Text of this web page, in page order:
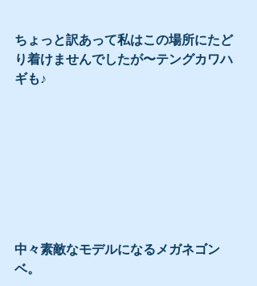
ちょっと訳あって私はこの場所にたど
り着けませんでしたが〜テングカワハ
ギも♪
中々素敵なモデルになるメガネゴン
ベ。